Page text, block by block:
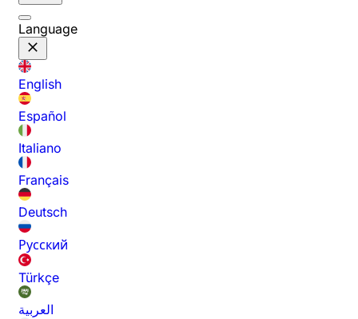
Language
English
Español
Italiano
Français
Deutsch
Русский
Türkçe
العربية